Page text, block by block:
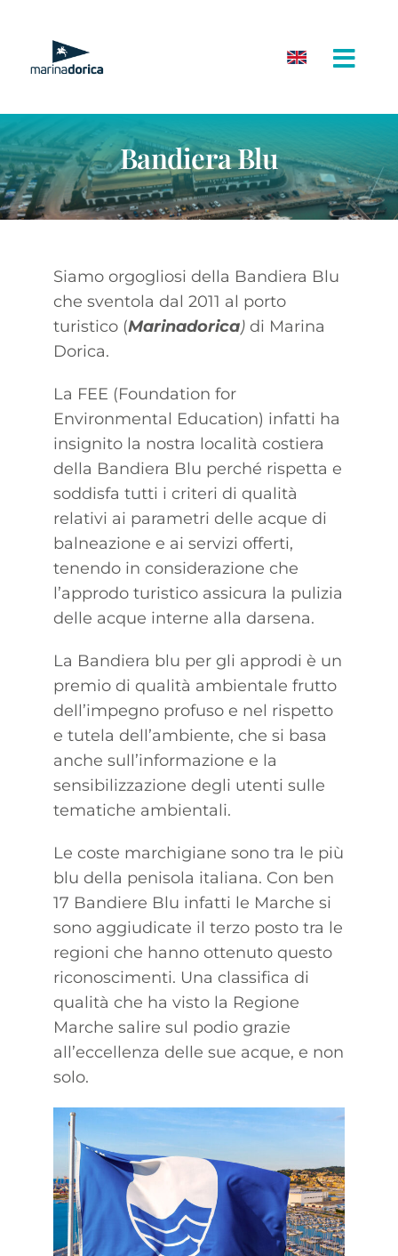
contenuto
Bandiera Blu
Siamo orgogliosi della Bandiera Blu
che sventola dal 2011 al porto
turistico (Marinadorica)di Marina
Dorica.
La FEE (Foundation for
Environmental Education) infatti ha
insignito la nostra località costiera
della Bandiera Blu perché rispetta e
soddisfa tutti i criteri di qualità
relativi ai parametri delle acque di
balneazione e ai servizi offerti,
tenendo in considerazione che
l’approdo turistico assicura la pulizia
delle acque interne alla darsena.
La Bandiera blu per gli approdi è un
premio di qualità ambientale frutto
dell’impegno profuso e nel rispetto
e tutela dell’ambiente, che si basa
anche sull’informazione e la
sensibilizzazione degli utenti sulle
tematiche ambientali.
Le coste marchigiane sono tra le più
blu della penisola italiana. Con ben
17 Bandiere Blu infatti le Marche si
sono aggiudicate il terzo posto tra le
regioni che hanno ottenuto questo
riconoscimenti. Una classifica di
qualità che ha visto la Regione
Marche salire sul podio grazie
all’eccellenza delle sue acque, e non
solo.